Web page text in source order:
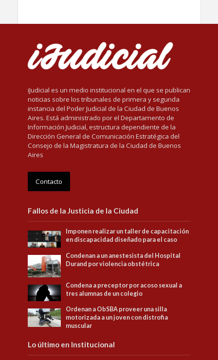
iJudicial es un medio institucional en el que se publican
noticias sobre los tribunales de primera y segunda
instancia del Poder Judicial de la Ciudad de Buenos
Aires. Está administrado por el Departamento de
Información Judicial, estructura dependiente de la
Dirección General de Comunicación Estratégica del
Consejo de la Magistratura de la Ciudad de Buenos
Aires
Contacto
Fallos de la Justicia de la Ciudad
Imponen realizar un taller de capacitación
en discapacidad diseñado para el caso
Condenan a un anestesista del Hospital
Durand por violencia obstétrica
Condena a preceptor por acoso sexual a
tres alumnas de un colegio
Ordenan a ObSBA proveer una silla
motorizada a un joven con distrofia
muscular
Lo último en Institucional